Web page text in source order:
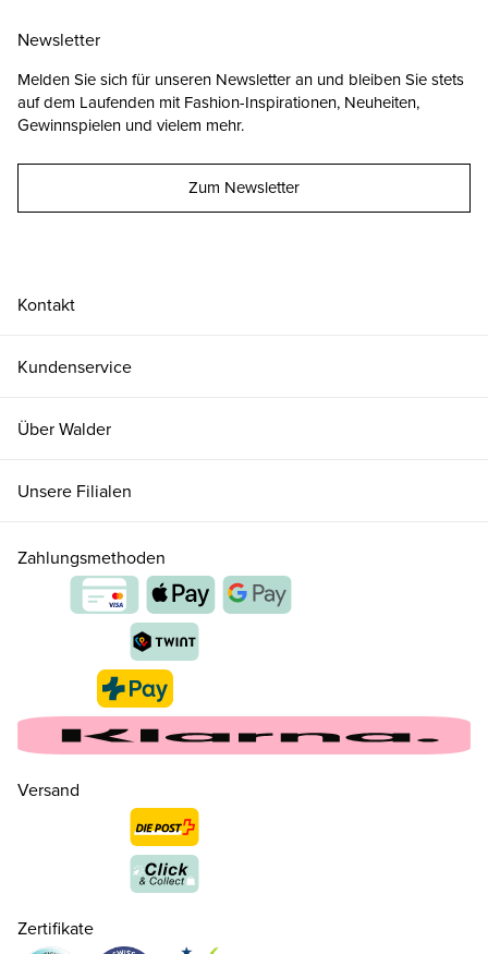
22 CHF 75.00
CHF 75.00
24 CHF 75.00
Kontakt
Kundenservice
Über Walder
Unsere Filialen
Newsletter
Melden Sie sich für unseren Newsletter an und bleiben Sie stets
auf dem Laufenden mit Fashion-Inspirationen, Neuheiten,
Gewinnspielen und vielem mehr.
Zum Newsletter
Zahlungsmethoden
Versand
Zertifikate